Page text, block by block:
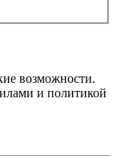
возможности.
и политикой